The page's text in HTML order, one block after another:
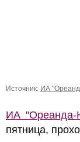
Источник: ИА
ИА "Ореанда-
пятница,